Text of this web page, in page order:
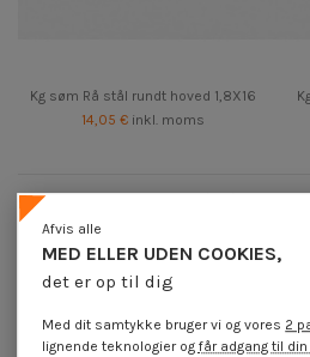
Kg søm Rå stål rundt hoved 1,8X16
14,05 € inkl. moms
Solgt pr kilogram PUNKTER Rå stål rundt
MED ELLER UDEN COOKIES,
det er op til dig
Afvis alle
Med dit samtykke bruger vi og vores 2
lignende teknologier ogfår adgang til